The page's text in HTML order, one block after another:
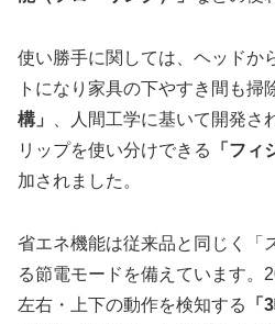
使い勝手に関しては、ヘッドか
トになり家具の下やすき間も掃
構」
、人間工学に基いて開発
リップを使い分けできる
「フィ
加されました。
省エネ機能は従来品と同じく「
る節電モードを備えています。
左右・上下の動作を検知する
「